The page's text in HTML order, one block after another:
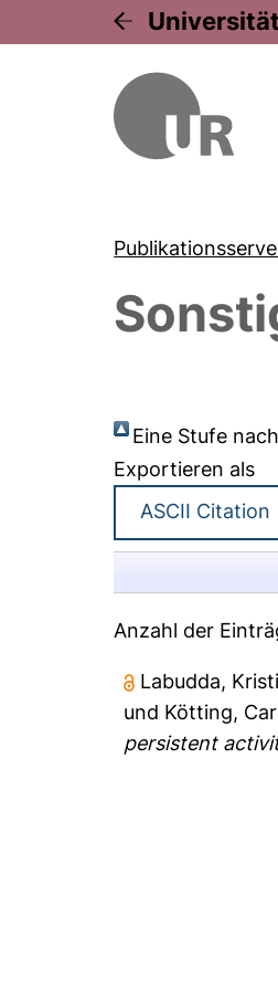
Eine Stufe
Exportieren als
Anzahl der
Labudda,
und Kötting,
persistent